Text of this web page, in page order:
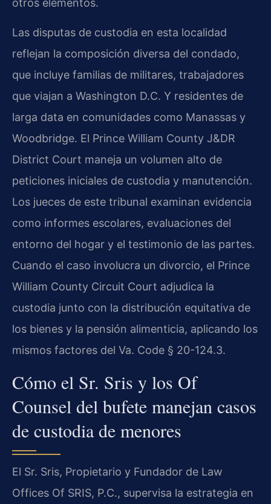
otros elementos.
Las disputas de custodia en esta localidad
reflejan la composición diversa del condado,
que incluye familias de militares, trabajadores
que viajan a Washington D.C. Y residentes de
larga data en comunidades como Manassas y
Woodbridge. El Prince William County J&DR
District Court maneja un volumen alto de
peticiones iniciales de custodia y manutención.
Los jueces de este tribunal examinan evidencia
como informes escolares, evaluaciones del
entorno del hogar y el testimonio de las partes.
Cuando el caso involucra un divorcio, el Prince
William County Circuit Court adjudica la
custodia junto con la distribución equitativa de
los bienes y la pensión alimenticia, aplicando los
mismos factores del Va. Code § 20-124.3.
Cómo el Sr. Sris y los Of
Counsel del bufete manejan casos
de custodia de menores
El Sr. Sris, Propietario y Fundador de Law
Offices Of SRIS, P.C., supervisa la estrategia en